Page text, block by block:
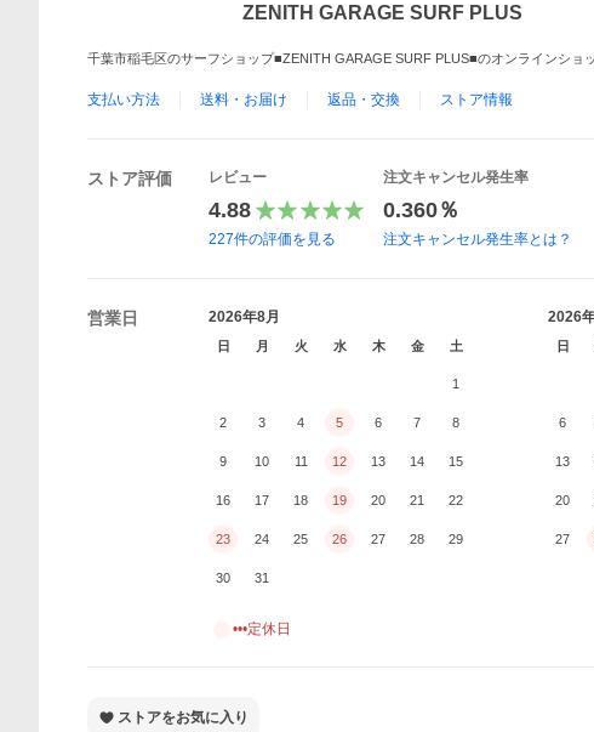
ZENITH GARAGE SURF PLUS
千葉市稲毛区のサーフショップ■ZENITH GARAGE SURF PLUS■のオンラインショ
支払い方法 送料・お届け 返品・交換 ストア情報
ストア評価 レビュー
4.88
227件の評価を見る
注文キャンセル発生率
0.360％
注文キャンセル発生率とは？
営業日 2026年8月
日 月 火 水 木 金 土
1
2 3 4 5 6 7 8
9 10 11 12 13 14 15
16 17 18 19 20 21 22
23 24 25 26 27 28 29
30 31
2026
日
6
13
20
27
•••定休日
ストアをお気に入り